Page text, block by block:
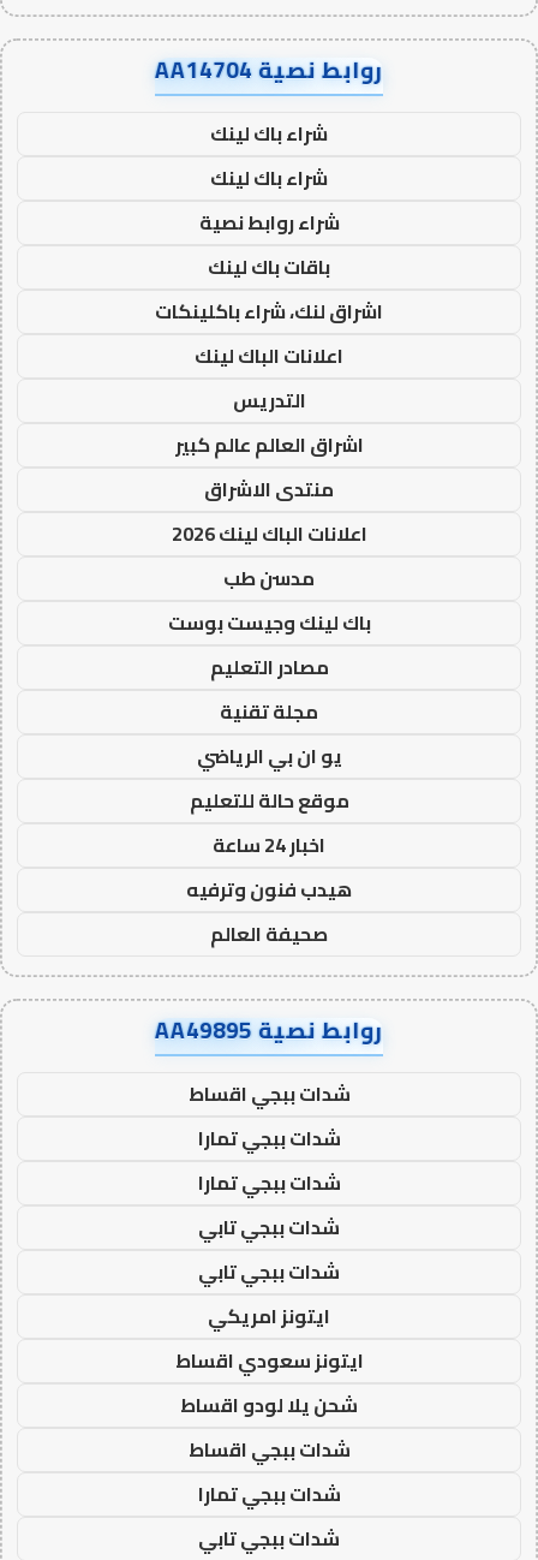
روابط نصية AA14704
شراء باك لينك
شراء باك لينك
شراء روابط نصية
باقات باك لينك
اشراق لنك، شراء باكلينكات
اعلانات الباك لينك
التدريس
اشراق العالم عالم كبير
منتدى الاشراق
اعلانات الباك لينك 2026
مدسن طب
باك لينك وجيست بوست
مصادر التعليم
مجلة تقنية
يو ان بي الرياضي
موقع حالة للتعليم
اخبار 24 ساعة
هيدب فنون وترفيه
صحيفة العالم
روابط نصية AA49895
شدات ببجي اقساط
شدات ببجي تمارا
شدات ببجي تمارا
شدات ببجي تابي
شدات ببجي تابي
ايتونز امريكي
ايتونز سعودي اقساط
شحن يلا لودو اقساط
شدات ببجي اقساط
شدات ببجي تمارا
شدات ببجي تابي